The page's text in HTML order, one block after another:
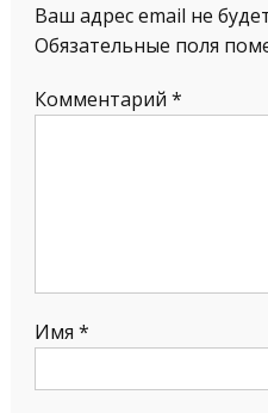
Ваш адрес email не
Обязательные поля
Комментарий *
Имя *